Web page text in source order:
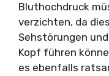
Bluthochdruck
verzichten, da
Sehstörungen
Kopf führen
es ebenfalls